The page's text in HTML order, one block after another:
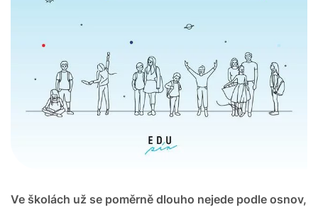
Ve školách už se poměrně dlouho nejede podle osnov,